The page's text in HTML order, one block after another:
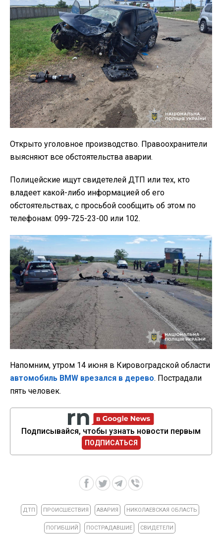
Открыто уголовное производство. Правоохранители
выясняют все обстоятельства аварии.
Полицейские ищут свидетелей ДТП или тех, кто
владеет какой-либо информацией об его
обстоятельствах, с просьбой сообщить об этом по
телефонам: 099-725-23-00 или 102.
Напомним, утром 14 июня в Кировоградской области
автомобиль BMW врезался в дерево. Пострадали
пять человек.
Подписывайся, чтобы узнать новости первым
ПОДПИСАТЬСЯ
ДТП ПРОИСШЕСТВИЯ АВАРИЯ НИКОЛАЕВСКАЯ ОБЛАСТЬ
ПОГИБШИЙ ПОСТРАДАВШИЕ СВИДЕТЕЛИ